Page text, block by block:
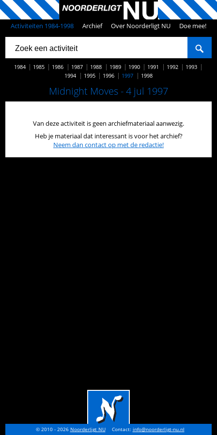
Activiteiten 1984-1998 Archief Over Noorderligt NU Doe mee!
1984 1985 1986 1987 1988 1989 1990 1991 1992
1993
1994
1995 1996 1997 1998
Midnight Moves - 4 jul 1997
Van deze activiteit is geen archiefmateriaal aanwezig.
Heb je materiaal dat interessant is voor het archief?
Neem dan contact op met de redactie!
© 2010 - 2026 Noorderligt NU Contact: info@noorderligt-nu.nl